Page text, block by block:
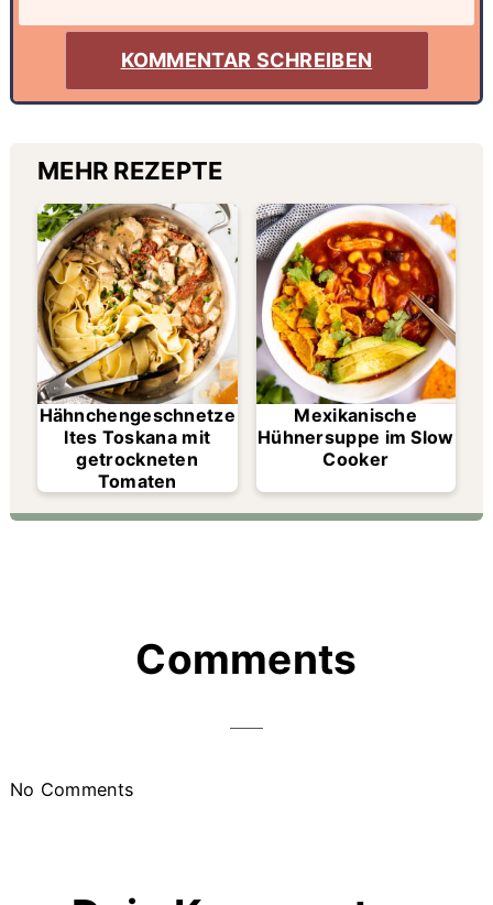
KOMMENTAR SCHREIBEN
MEHR REZEPTE
Hähnchengeschnetze
ltes Toskana mit
getrockneten
Tomaten
Mexikanische
Hühnersuppe im Slow
Cooker
Comments
No Comments